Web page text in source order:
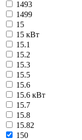
1493
1499
15
15 кВт
15.1
15.2
15.3
15.5
15.6
15.6 кВт
15.7
15.8
15.82
150